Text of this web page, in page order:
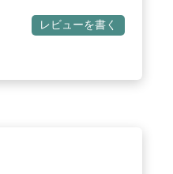
レビューを書く